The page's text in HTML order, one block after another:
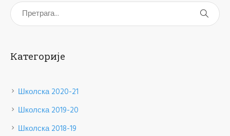
Категорије
Школска 2020-21
Школска 2019-20
Школска 2018-19